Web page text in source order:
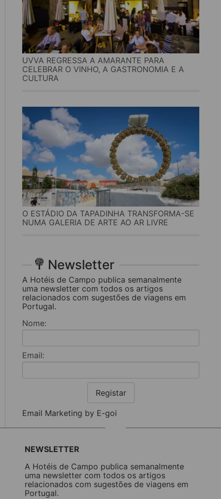
UVVA REGRESSA A AMARANTE PARA
CELEBRAR O VINHO, A GASTRONOMIA E A
CULTURA
O ESTÁDIO DA TAPADINHA TRANSFORMA-SE
NUMA GALERIA DE ARTE AO AR LIVRE
Newsletter
A Hotéis de Campo publica semanalmente
uma newsletter com todos os artigos
relacionados com sugestões de viagens em
Portugal.
Nome:
Email:
Registar
Email Marketing by E-goi
NEWSLETTER
A Hotéis de Campo publica semanalmente
uma newsletter com todos os artigos
relacionados com sugestões de viagens em
Portugal.